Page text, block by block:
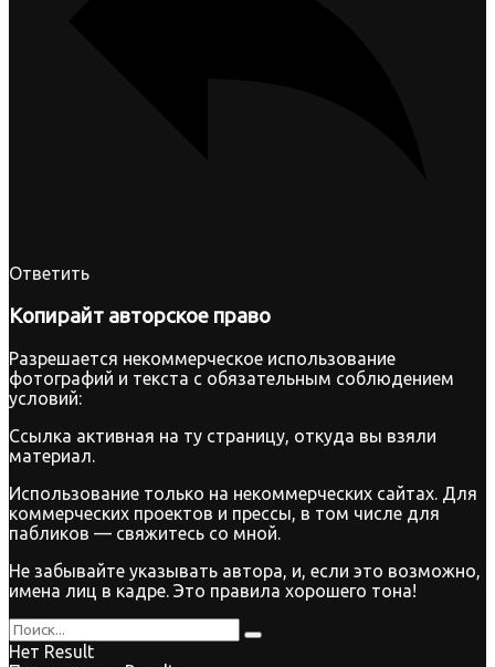
Ответить
Копирайт авторское право
Разрешается некоммерческое использование
фотографий и текста с обязательным соблюдением
условий:
Ссылка активная на ту страницу, откуда вы взяли
материал.
Использование только на некоммерческих сайтах. Для
коммерческих проектов и прессы, в том числе для
пабликов — свяжитесь со мной.
Не забывайте указывать автора, и, если это возможно,
имена лиц в кадре. Это правила хорошего тона!
Нет Result